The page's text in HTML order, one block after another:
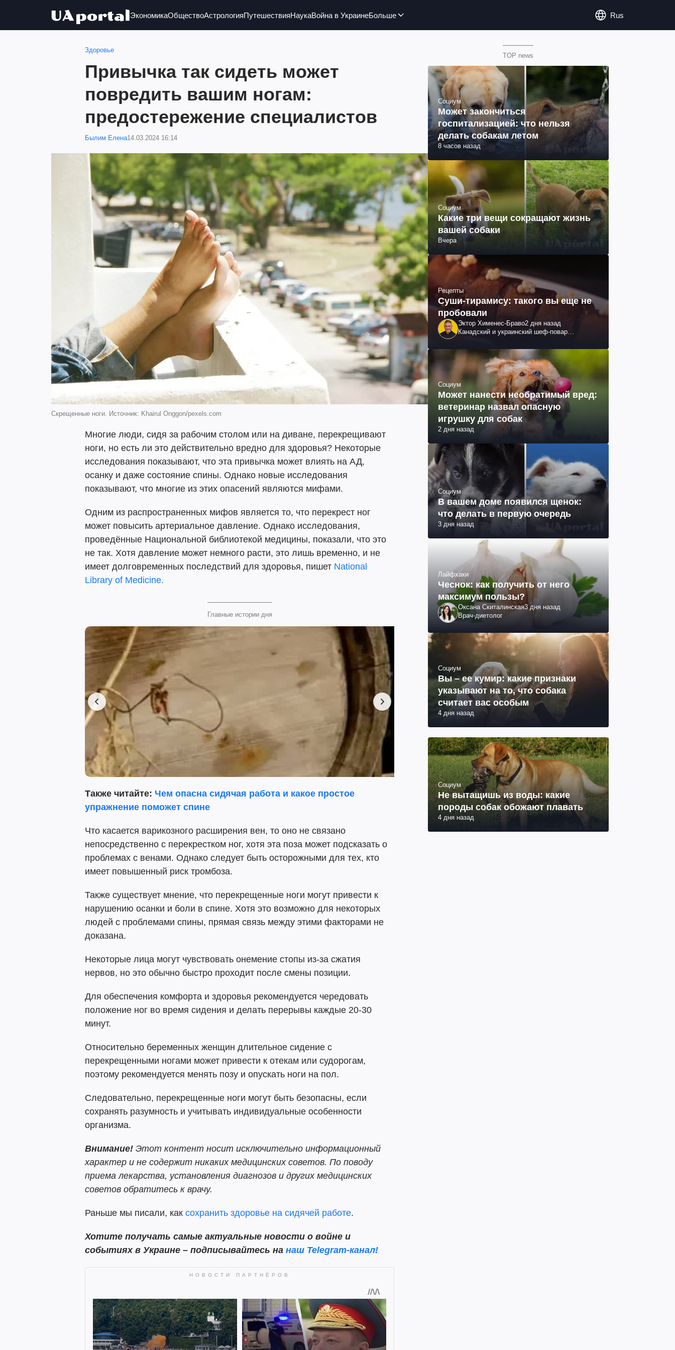
ЭкономикаОбществоАстрологияПутешествияНаукаВойна в УкраинеБольше Rus
Здоровье
Привычка так сидеть может
повредить вашим ногам:
предостережение специалистов
Былим Елена14.03.2024 16:14
Скрещенные ноги. Источник: Khairul Onggon/pexels.com
Многие люди, сидя за рабочим столом или на диване, перекрещивают
ноги, но есть ли это действительно вредно для здоровья? Некоторые
исследования показывают, что эта привычка может влиять на АД,
осанку и даже состояние спины. Однако новые исследования
показывают, что многие из этих опасений являются мифами.
Одним из распространенных мифов является то, что перекрест ног
может повысить артериальное давление. Однако исследования,
проведённые Национальной библиотекой медицины, показали, что это
не так. Хотя давление может немного расти, это лишь временно, и не
имеет долговременных последствий для здоровья, пишет National
Library of Medicine.
Главные истории дня
Также читайте: Чем опасна сидячая работа и какое простое
упражнение поможет спине
Что касается варикозного расширения вен, то оно не связано
непосредственно с перекрестком ног, хотя эта поза может подсказать о
проблемах с венами. Однако следует быть осторожными для тех, кто
имеет повышенный риск тромбоза.
Также существует мнение, что перекрещенные ноги могут привести к
нарушению осанки и боли в спине. Хотя это возможно для некоторых
людей с проблемами спины, прямая связь между этими факторами не
доказана.
Некоторые лица могут чувствовать онемение стопы из-за сжатия
нервов, но это обычно быстро проходит после смены позиции.
Для обеспечения комфорта и здоровья рекомендуется чередовать
положение ног во время сидения и делать перерывы каждые 20-30
минут.
Относительно беременных женщин длительное сидение с
перекрещенными ногами может привести к отекам или судорогам,
поэтому рекомендуется менять позу и опускать ноги на пол.
Следовательно, перекрещенные ноги могут быть безопасны, если
сохранять разумность и учитывать индивидуальные особенности
организма.
Внимание! Этот контент носит исключительно информационный
характер и не содержит никаких медицинских советов. По поводу
приема лекарства, установления диагнозов и других медицинских
советов обратитесь к врачу.
Раньше мы писали, как сохранить здоровье на сидячей работе.
Хотите получать самые актуальные новости о войне и
событиях в Украине – подписывайтесь на наш Telegram-канал!
TOP news
Социум
Может закончиться
госпитализацией: что нельзя
делать собакам летом
8 часов назад
Социум
Какие три вещи сокращают жизнь
вашей собаки
Вчера
Рецепты
Суши-тирамису: такого вы еще не
пробовали
Эктор Хименес-Браво2 дня назад
Канадский и украинский шеф-повар
телеведущий
Социум
Может нанести необратимый вред:
ветеринар назвал опасную
игрушку для собак
2 дня назад
Социум
В вашем доме появился щенок:
что делать в первую очередь
3 дня назад
Лайфхаки
Чеснок: как получить от него
максимум пользы?
Оксана Скиталинская3 дня назад
Врач-диетолог
Социум
Вы – ее кумир: какие признаки
указывают на то, что собака
считает вас особым
4 дня назад
Социум
Не вытащишь из воды: какие
породы собак обожают плавать
4 дня назад